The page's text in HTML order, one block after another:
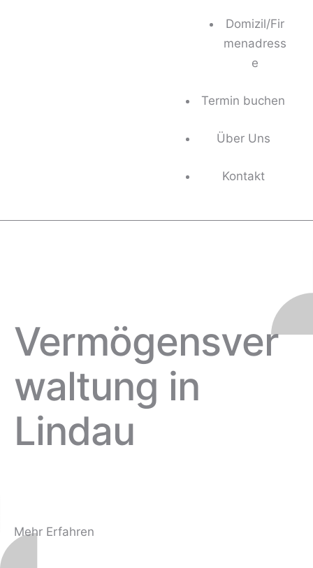
Domizil/Fir
menadress
e
Termin buchen
Über Uns
Kontakt
Vermögensver
waltung in
Lindau
Mehr Erfahren